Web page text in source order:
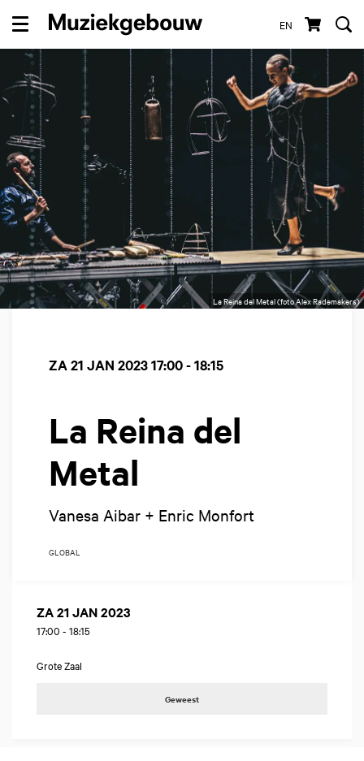
EN
Menu
La Reina del Metal (foto Alex Rademakers)
La Reina del
Metal
Vanesa Aibar + Enric Monfort
ZA 21 JAN 202317:00 - 18:15
GLOBAL
ZA 21 JAN 2023
17:00 - 18:15
Grote Zaal
Geweest